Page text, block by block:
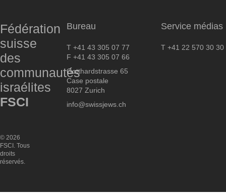
Fédération
suisse
des
communautés
israélites
FSCI
Bureau
T +41 43 305 07 77
F +41 43 305 07 66
Gotthardstrasse 65
Case postale
8027 Zurich
info@swissjews.ch
Service médias
T +41 22 570 30 30
© 2026
FSCI. Tous
droits
réservés.